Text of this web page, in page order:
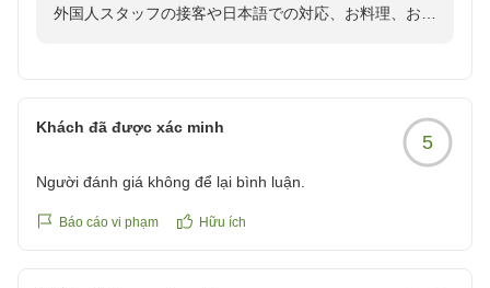
い出となりました。
出てこなかったことです。出てこなかったことに気づいたの
はご飯も終わって水物をいただいている時で、主人共々、
「お腹もいっぱいで、今から出してもらっても食べれない
提供がないなら、配膳の方がそう伝えるべきかなとは思いま
外国人スタッフの接客や日本語での対応、お料理、お部
つとなりましたことも、私どもにとって嬉しい限りでご
ク、クラムチャウダー」がご提供できておらず、ご期待
Khách đã được xác minh
5
Người đánh giá không để lại bình luận.
Báo cáo vi phạm Hữu ích